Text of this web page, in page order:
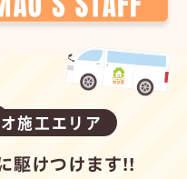
施工エリア
駆けつけます!!